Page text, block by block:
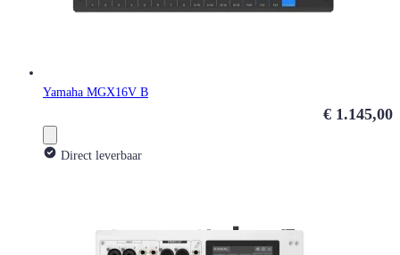
Yamaha MGX16V B
€ 1.145,00
Direct leverbaar